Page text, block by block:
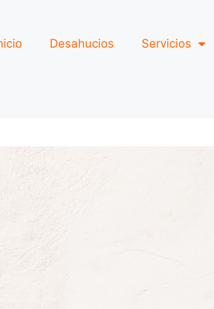
Desahucios Servicios